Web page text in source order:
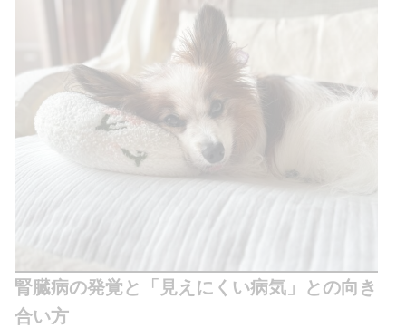
腎臓病の発覚と「見えにくい病気」との向き
合い方